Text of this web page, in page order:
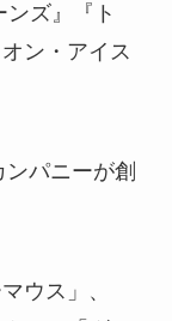
ズ』『ト
ン・アイス
パニーが創
ウス」、